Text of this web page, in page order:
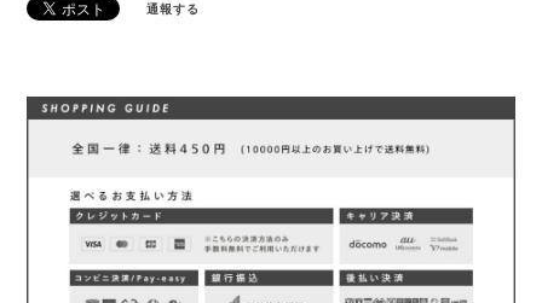
通報する